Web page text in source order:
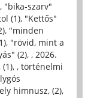
, "bika-szarv"
(1), "Kettős"
, "minden
, "rövid, mint a
(2), , 2026.
, , történelmi
himnusz, (2),